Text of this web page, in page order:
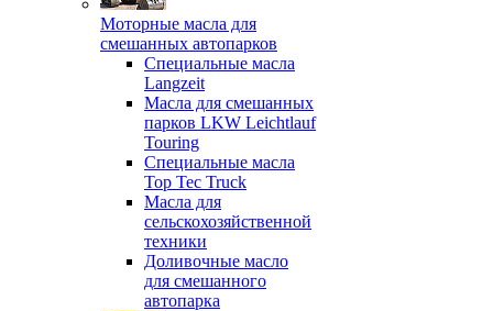
Моторные масла для
смешанных автопарков
Специальные масла
Langzeit
Масла для смешанных
парков LKW Leichtlauf
Touring
Специальные масла
Top Tec Truck
Масла для
сельскохозяйственной
техники
Доливочные масло
для смешанного
автопарка